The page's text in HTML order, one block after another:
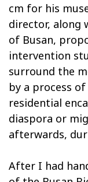
cm for his
director, along
of Busan,
intervention
surround the
by a process
residential
diaspora or
afterwards,
After I had